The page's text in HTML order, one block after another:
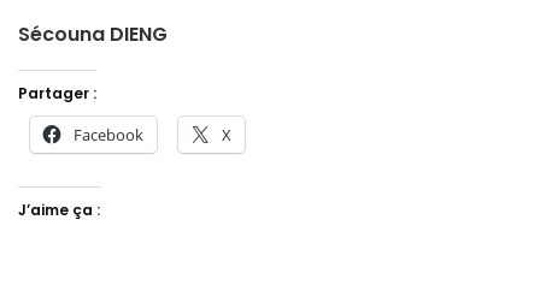
Sécouna DIENG
Partager :
Facebook X
J’aime ça :